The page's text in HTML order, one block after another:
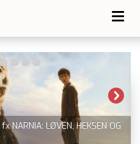
fx NARNIA: LØVEN, HEKSEN OG